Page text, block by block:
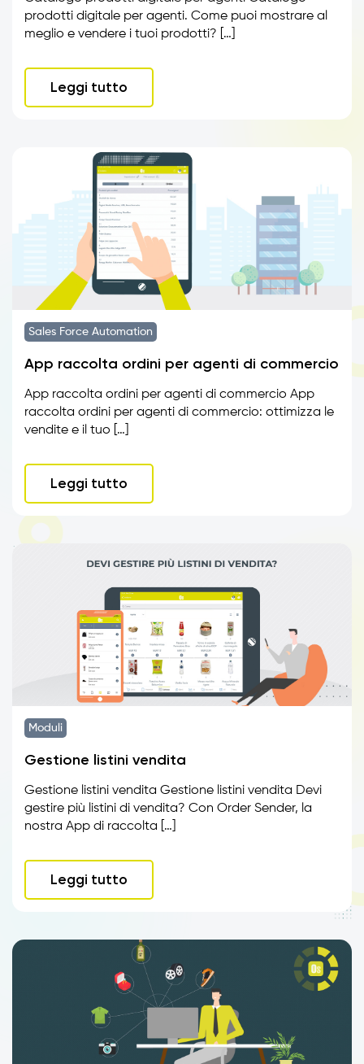
prodotti digitale per agenti. Come puoi mostrare al
meglio e vendere i tuoi prodotti? […]
Leggi tutto
Sales Force Automation
App raccolta ordini per agenti di commercio
App raccolta ordini per agenti di commercio App
raccolta ordini per agenti di commercio: ottimizza le
vendite e il tuo […]
Leggi tutto
Moduli
Gestione listini vendita
Gestione listini vendita Gestione listini vendita Devi
gestire più listini di vendita? Con Order Sender, la
nostra App di raccolta […]
Leggi tutto